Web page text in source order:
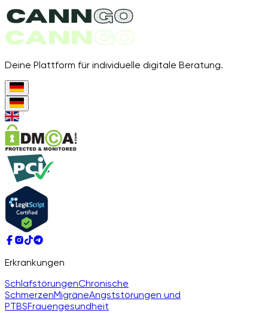
Deine Plattform für individuelle digitale Beratung.
Erkrankungen
SchlafstörungenChronische
SchmerzenMigräneAngststörungen und
PTBSFrauengesundheit